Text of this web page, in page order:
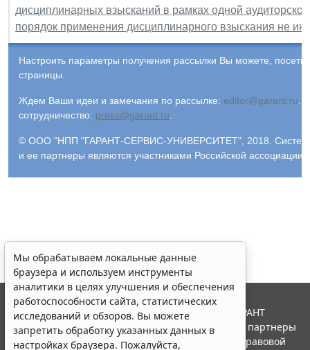
дисциплинарных взысканий в рамках одной
порядок применения дисциплинарного взыскания не
Настроить параметры получения рассылки Вы можете,
страницы.
Ждем Ваши идеи и замечания по рассылке: editor@garant.ru
сотрудничество: press@garant.ru
© ООО "НПП "ГАРАНТ-СЕРВИС-УНИВЕРСИТЕТ", 2018. Система
и ее партнеры являются участниками Российской
Мы обрабатываем локальные данные
браузера и используем инструменты
аналитики в целях улучшения и обеспечения
работоспособности сайта, статистических
исследований и обзоров. Вы можете
запретить обработку указанных данных в
настройках браузера. Пожалуйста,
© ООО "НПП "ГАРАНТ-СЕРВИС", 2026. Система ГАРАНТ
выпускается с 1990 года. Компания "Гарант" и ее партнеры
являются участниками Российской ассоциации правовой